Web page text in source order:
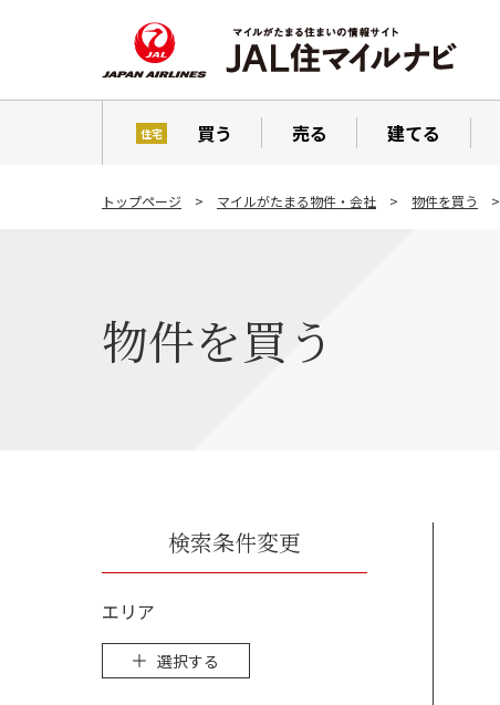
住宅 買う 売る 建てる
トップページ マイルがたまる物件・会社 物件を買う
物件を買う
検索条件変更
エリア
選択する